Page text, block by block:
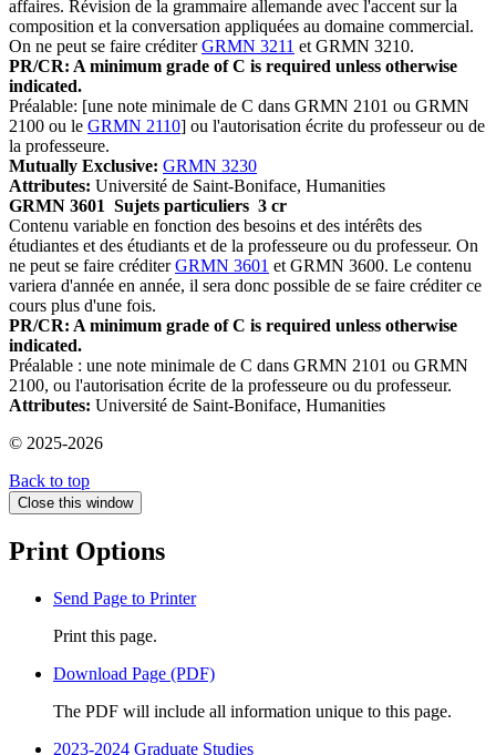
affaires. Révision de la grammaire allemande avec l'accent sur la
composition et la conversation appliquées au domaine commercial.
On ne peut se faire créditerGRMN 3211 et GRMN 3210.
PR/CR: A minimum grade of C is required unless otherwise
indicated.
Préalable: [une note minimale de C dans GRMN 2101 ou GRMN
2100 ou le GRMN 2110] ou l'autorisation écrite du professeur ou de
la professeure.
Mutually Exclusive: GRMN 3230
Attributes: Université de Saint-Boniface, Humanities
GRMN 3601 Sujets particuliers 3 cr
Contenu variable en fonction des besoins et des intérêts des
étudiantes et des étudiants et de la professeure ou du professeur. On
ne peut se faire créditerGRMN 3601 et GRMN 3600. Le contenu
variera d'année en année, il sera donc possible de se faire créditer ce
cours plus d'une fois.
PR/CR: A minimum grade of C is required unless otherwise
indicated.
Préalable : une note minimale de C dans GRMN 2101 ou GRMN
2100, ou l'autorisation écrite de la professeure ou du professeur.
Attributes: Université de Saint-Boniface, Humanities
© 2025-2026
Back to top
Close this window
Print Options
Send Page to Printer
Print this page.
Download Page (PDF)
The PDF will include all information unique to this page.
2023-2024 Graduate Studies